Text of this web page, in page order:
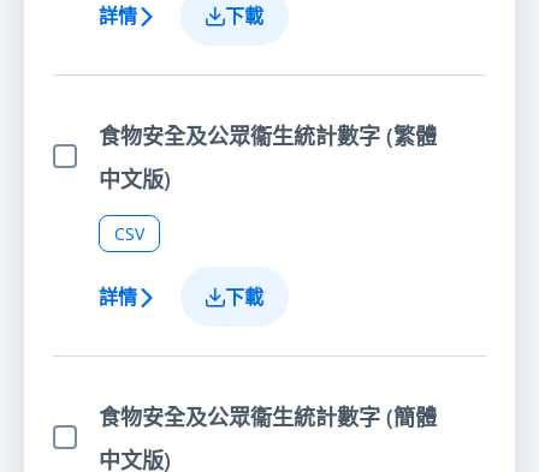
詳情 下載
選擇項目
食物安全及公眾衞生統計數字 (繁體
中文版)
CSV
詳情 下載
選擇項目
食物安全及公眾衞生統計數字 (簡體
中文版)